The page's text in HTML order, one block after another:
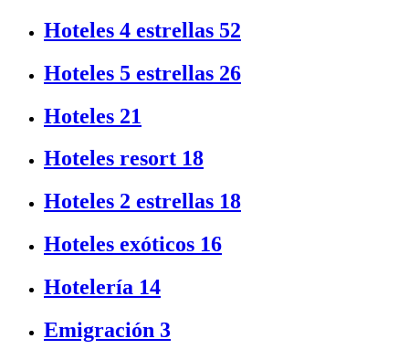
Hoteles 4 estrellas 52
Hoteles 5 estrellas 26
Hoteles 21
Hoteles resort 18
Hoteles 2 estrellas 18
Hoteles exóticos 16
Hotelería 14
Emigración 3